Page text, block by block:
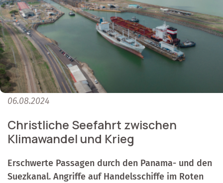
06.08.2024
Christliche Seefahrt zwischen
Klimawandel und Krieg
Erschwerte Passagen durch den Panama- und den
Suezkanal. Angriffe auf Handelsschiffe im Roten